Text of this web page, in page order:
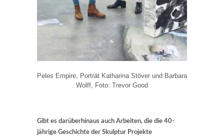
Peles Empire, Porträt Katharina Stöver und Barbara
Wolff, Foto: Trevor Good
Gibt es darüberhinaus auch Arbeiten, die die 40-
jährige Geschichte der Skulptur Projekte